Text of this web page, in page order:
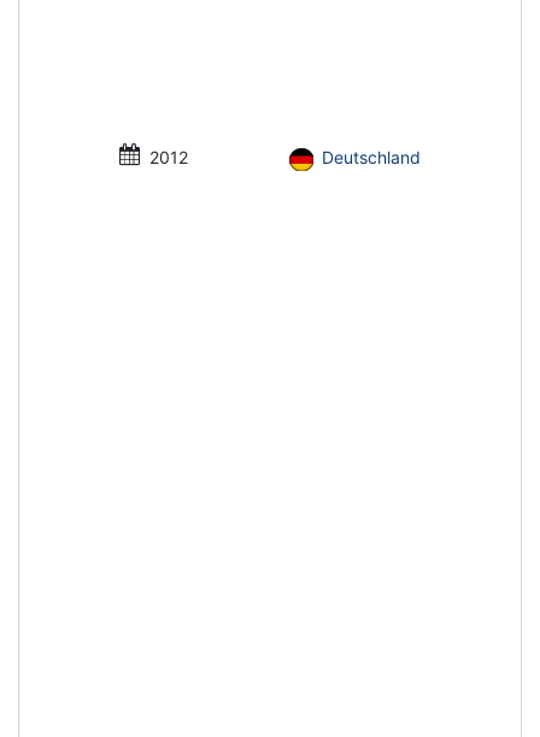
2012 Deutschland